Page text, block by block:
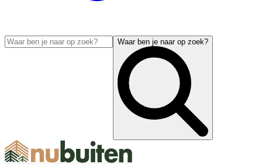
Waar ben je naar op zoek?